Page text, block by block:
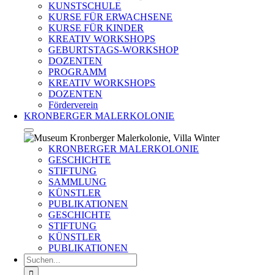
KUNSTSCHULE
KURSE FÜR ERWACHSENE
KURSE FÜR KINDER
KREATIV WORKSHOPS
GEBURTSTAGS-WORKSHOP
DOZENTEN
PROGRAMM
KREATIV WORKSHOPS
DOZENTEN
Förderverein
KRONBERGER MALERKOLONIE
KRONBERGER MALERKOLONIE
GESCHICHTE
STIFTUNG
SAMMLUNG
KÜNSTLER
PUBLIKATIONEN
GESCHICHTE
STIFTUNG
KÜNSTLER
PUBLIKATIONEN
Suche
nach: